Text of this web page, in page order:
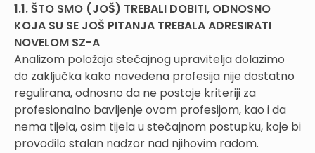
1.1. ŠTO SMO (JOŠ) TREBALI DOBITI, ODNOSNO
KOJA SU SE JOŠ PITANJA TREBALA ADRESIRATI
NOVELOM SZ-A
Analizom položaja stečajnog upravitelja dolazimo
do zaključka kako navedena profesija nije dostatno
regulirana, odnosno da ne postoje kriteriji za
profesionalno bavljenje ovom profesijom, kao i da
nema tijela, osim tijela u stečajnom postupku, koje bi
provodilo stalan nadzor nad njihovim radom.